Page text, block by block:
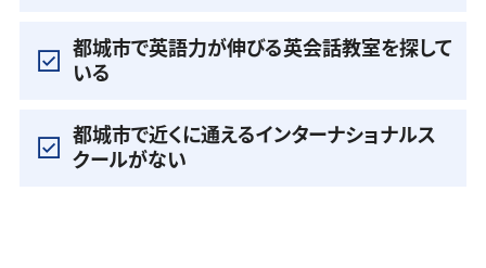
都城市で英語力が伸びる英会話教室を探して
いる
都城市で近くに通えるインターナショナルス
クールがない